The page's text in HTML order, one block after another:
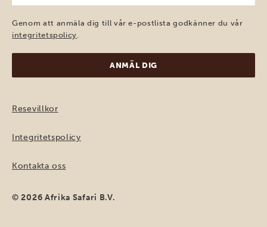
post
(Obligatoriskt)
Genom att anmäla dig till vår e-postlista godkänner du vår
integritetspolicy
Resevillkor
Integritetspolicy
Kontakta oss
© 2026 Afrika Safari B.V.